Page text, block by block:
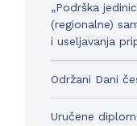
„Podrška
(regionalne)
i useljavanja
Održani Dani
Uručene